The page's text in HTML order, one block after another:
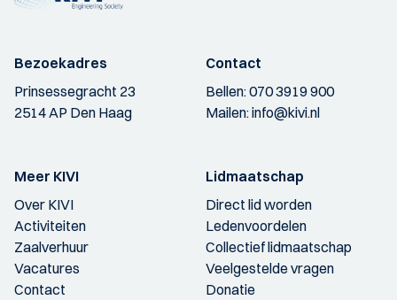
Bezoekadres
Prinsessegracht 23
2514 AP Den Haag
Contact
Bellen:070 3919 900
Mailen:info@kivi.nl
Meer KIVI
Over KIVI
Activiteiten
Zaalverhuur
Vacatures
Contact
Lidmaatschap
Direct lid worden
Ledenvoordelen
Collectief lidmaatschap
Veelgestelde vragen
Donatie